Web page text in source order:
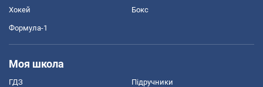
Хокей Бокс
Формула-1
Моя школа
ГДЗ Підручники